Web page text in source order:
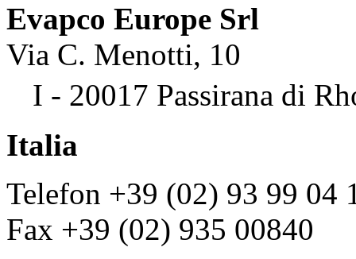
Evapco Europe Srl
Via C. Menotti, 10
I - 20017 Passirana di
Italia
Telefon +39 (02) 93 99 04
Fax +39 (02) 935 00840